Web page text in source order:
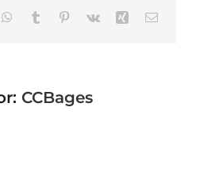
WhatsApp
TumblrPinterest
Vk XingEmail
CCBages